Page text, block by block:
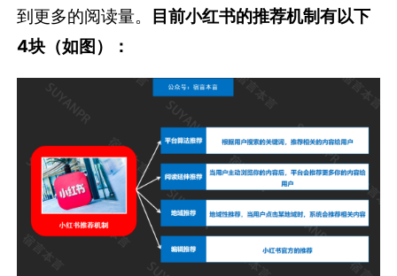
到更多的阅读量。 目前小红书的推荐机制有以下
4块（如图）：